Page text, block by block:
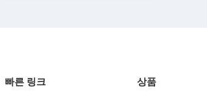
빠른 링크 상품